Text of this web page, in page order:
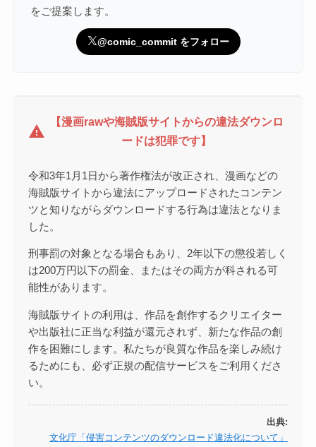
をご提案します。
@comic_commit をフォロー
warning
【漫画rawや海賊版サイトからの違法ダウンロ
ードは犯罪です】
令和3年1月1日から著作権法が改正され、漫画などの
海賊版サイトから違法にアップロードされたコンテン
ツと知りながらダウンロードする行為は違法となりま
した。
刑事罰の対象となる場合もあり、2年以下の懲役若しく
は200万円以下の罰金、またはその両方が科される可
能性があります。
海賊版サイトの利用は、作品を創作するクリエイター
や出版社に正当な利益が還元されず、新たな作品の創
作を困難にします。私たちが良質な作品を楽しみ続け
るためにも、必ず正規の配信サービスをご利用くださ
い。
出典:
文化庁「侵害コンテンツのダウンロード違法化について」